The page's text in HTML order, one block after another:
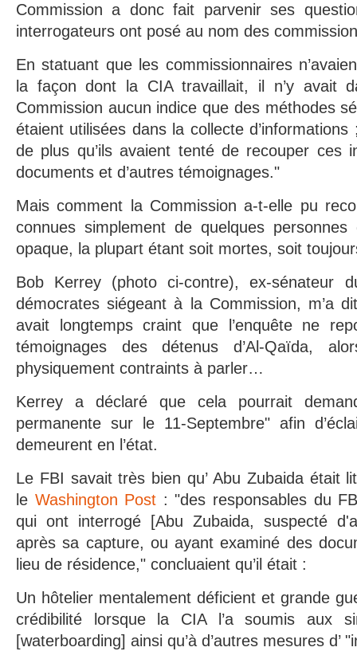
Commission a donc fait parvenir ses
interrogateurs ont posé au nom des
En statuant que les commissionnaires
la façon dont la CIA travaillait, il n’y avait
Commission aucun indice que des méthodes
étaient utilisées dans la collecte
de plus qu’ils avaient tenté de recouper ces
documents et d’autres témoignages."
Mais comment la Commission a-t-elle pu
connues simplement de quelques personnes
opaque, la plupart étant soit mortes, soit
Bob Kerrey (photo ci-contre), ex-sénateur
démocrates siégeant à la Commission, m’a
avait longtemps craint que l’enquête ne
témoignages des détenus d’Al-Qaïda,
physiquement contraints à parler…
Kerrey a déclaré que cela pourrait
permanente sur le 11-Septembre" afin
demeurent en l’état.
Le FBI savait très bien qu’ Abu Zubaida était
le Washington Post : "des responsables du
qui ont interrogé [Abu Zubaida, suspecté
après sa capture, ou ayant examiné des
lieu de résidence," concluaient qu’il était :
Un hôtelier mentalement déficient et grande
crédibilité lorsque la CIA l’a soumis aux
[waterboarding] ainsi qu’à d’autres mesures d’